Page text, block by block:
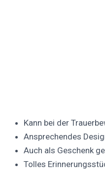
Kann bei der
Ansprechendes
Auch als Geschenk
Tolles